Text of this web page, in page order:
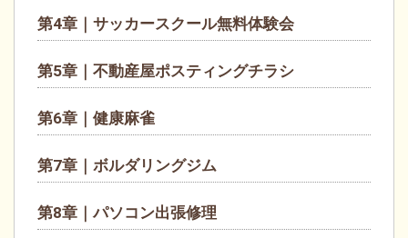
第4章｜サッカースクール無料体験会
第5章｜不動産屋ポスティングチラシ
第6章｜健康麻雀
第7章｜ボルダリングジム
第8章｜パソコン出張修理